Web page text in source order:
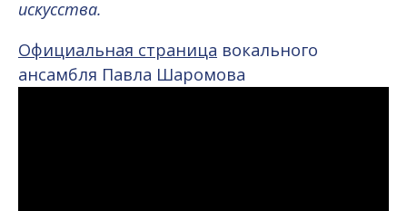
искусства.
Официальная страница вокального
ансамбля Павла Шаромова